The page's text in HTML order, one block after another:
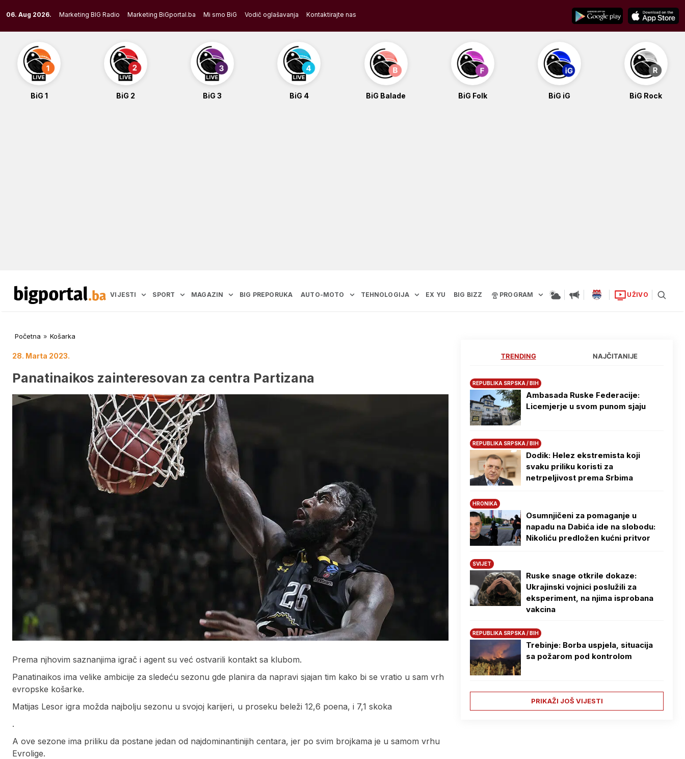
to
content
06. Aug 2026. Marketing BIG Radio Marketing BiGportal.ba Mi smo BiG Vodič oglašavanja Kontaktirajte nas
BiG 1 BiG 2 BiG 3 BiG 4 BiG Balade BiG Folk BiG iG BiG Rock
VIJESTI SPORT MAGAZIN BIG PREPORUKA AUTO-MOTO TEHNOLOGIJA EX YU BIG BIZZ PROGRAM UŽIVO
Početna » Košarka
28. Marta 2023.
Panatinaikos zainteresovan za centra Partizana
Prema njhovim saznanjima igrač i agent su već ostvarili kontakt sa klubom.
Panatinaikos ima velike ambicije za sledeću sezonu gde planira da napravi sjajan tim kako bi se vratio u sam vrh
evropske košarke.
Matijas Lesor igra možda najbolju sezonu u svojoj karijeri, u proseku beleži 12,6 poena, i 7,1 skoka
.
A ove sezone ima priliku da postane jedan od najdominantinijih centara, jer po svim brojkama je u samom vrhu
Evrolige.
TRENDING NAJČITANIJE
REPUBLIKA SRPSKA / BIH
Ambasada Ruske Federacije:
Licemjerje u svom punom sjaju
REPUBLIKA SRPSKA / BIH
Dodik: Helez ekstremista koji
svaku priliku koristi za
netrpeljivost prema Srbima
HRONIKA
Osumnjičeni za pomaganje u
napadu na Dabića ide na slobodu:
Nikoliću predložen kućni pritvor
SVIJET
Ruske snage otkrile dokaze:
Ukrajinski vojnici poslužili za
eksperiment, na njima isprobana
vakcina
REPUBLIKA SRPSKA / BIH
Trebinje: Borba uspjela, situacija
sa požarom pod kontrolom
PRIKAŽI JOŠ VIJESTI